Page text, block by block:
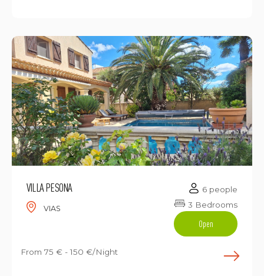
VILLA PESONA
VIAS
6 people
3 Bedrooms
Open
From 75 € - 150 €/Night